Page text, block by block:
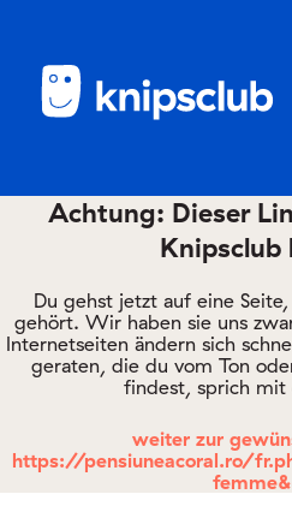
knipstipps
Eltern
Achtung: Dieser
Knipsclub
Du gehst jetzt auf eine
gehört. Wir haben sie uns
Internetseiten ändern sich
geraten, die du vom Ton
findest, sprich mit
weiter zur
https://pensiuneacoral.ro/